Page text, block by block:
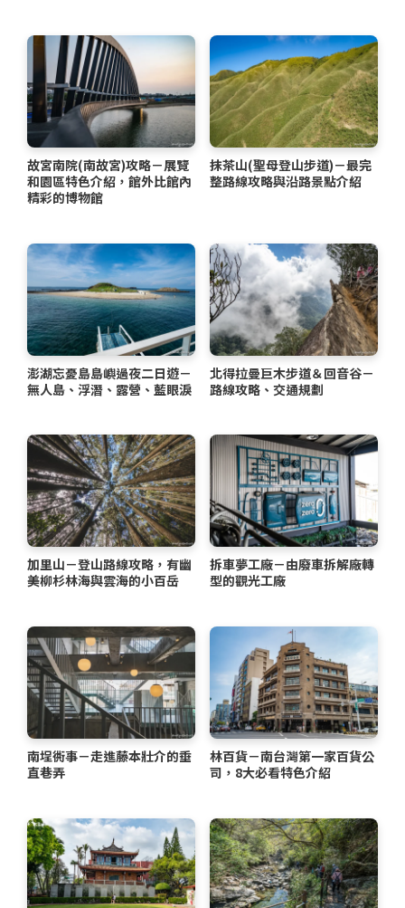
故宮南院(南故宮)攻略－展覽
和園區特色介紹，館外比館內
精彩的博物館
抹茶山(聖母登山步道)－最完
整路線攻略與沿路景點介紹
澎湖忘憂島島嶼過夜二日遊－
無人島、浮潛、露營、藍眼淚
北得拉曼巨木步道＆回音谷－
路線攻略、交通規劃
加里山－登山路線攻略，有幽
美柳杉林海與雲海的小百岳
拆車夢工廠－由廢車拆解廠轉
型的觀光工廠
南埕衖事－走進藤本壯介的垂
直巷弄
林百貨－南台灣第一家百貨公
司，8大必看特色介紹